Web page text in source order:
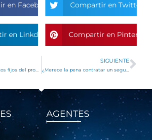
en Facebook Compartir en Twitter
en Linkdin Compartir en Pinterest
SIGUIENTE
¿Merece la pena contratar un seguro de hogar?
AGENTES